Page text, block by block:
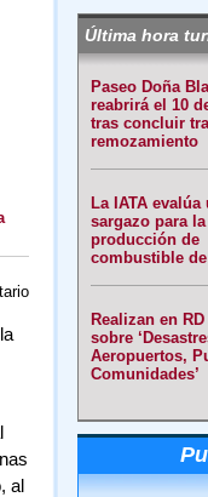
al
Última hora
Paseo Doña
reabrirá el 10
tras concluir
remozamiento
La IATA
sargazo para la
producción de
combustible
Realizan en
sobre
Aeropuertos,
Comunidades’